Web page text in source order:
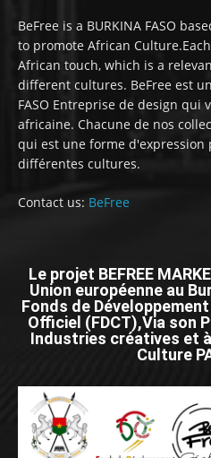
BeFree is a BURKINA FASO
to promote African
African touch, which is a
different cultures. BeFree est
FASO Entreprise de design
africaine. Chacune de nos
qui est une forme d'expression
différentes cultures.
Contact us: BeFree
Le projet BEFREE
Union européenne au
Fonds de
Officiel (FDCT),Via son
Industries créatives et
Culture